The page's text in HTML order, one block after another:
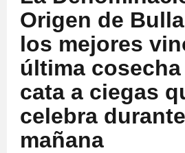
Origen de
los mejores
última
cata a ciegas
celebra
mañana